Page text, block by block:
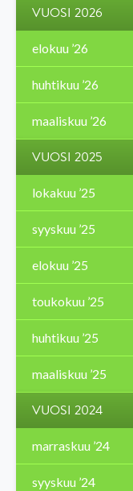
VUOSI 2026
elokuu ’26
huhtikuu ’26
maaliskuu ’26
VUOSI 2025
lokakuu ’25
syyskuu ’25
elokuu ’25
toukokuu ’25
huhtikuu ’25
maaliskuu ’25
VUOSI 2024
marraskuu ’24
syyskuu ’24